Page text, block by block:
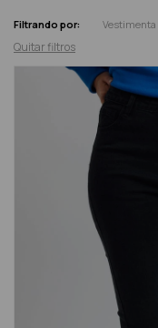
Filtrando por: Vestimenta
Quitar filtros